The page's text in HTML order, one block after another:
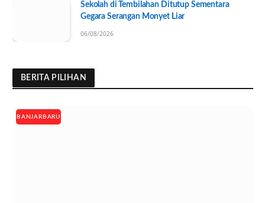
Sekolah di Tembilahan Ditutup Sementara
Gegara Serangan Monyet Liar
06/08/2026
BERITA PILIHAN
BANJARBARU